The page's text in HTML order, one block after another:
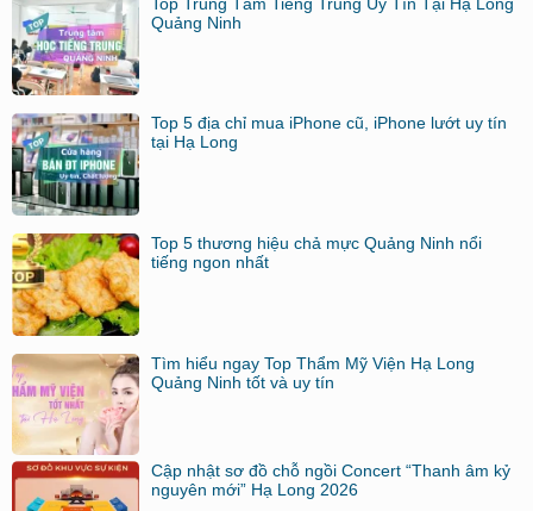
Quảng Ninh
Top 5 địa chỉ mua iPhone cũ, iPhone lướt uy tín
tại Hạ Long
Top 5 thương hiệu chả mực Quảng Ninh nổi
tiếng ngon nhất
Tìm hiểu ngay Top Thẩm Mỹ Viện Hạ Long
Quảng Ninh tốt và uy tín
Cập nhật sơ đồ chỗ ngồi Concert “Thanh âm kỷ
nguyên mới” Hạ Long 2026